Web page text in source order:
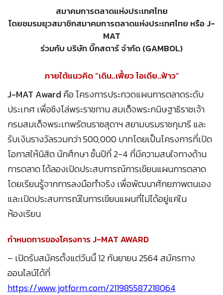
สมาคมการตลาดแห่งประเทศไทย
โดยชมรมยุวสมาชิกสมาคมการตลาดแห่งประเทศไทย หรือ J-
MAT
ร่วมกับ บริษัท บิ๊กสตาร์ จำกัด (GAMBOL)
ภายใต้แนวคิด “เดิน..เฟี้ยว ไอเดีย..ฟ้าว”
J-MAT Award คือ โครงการประกวดแผนการตลาดระดับ
ประเทศ เพื่อชิงโล่พระราชทาน สมเด็จพระกนิษฐาธิราชเจ้า
กรมสมเด็จพระเทพรัตนราชสุดาฯ สยามบรมราชกุมารี และ
รับเงินรางวัลรวมกว่า 500,000 บาทโดยเป็นโครงการที่เปิด
โอกาสให้นิสิต นักศึกษา ชั้นปีที่ 2-4 ที่มีความสนใจทางด้าน
การตลาด ได้ลองเปิดประสบการณ์การเขียนแผนการตลาด
โดยเรียนรู้จากการลงมือทำจริง เพื่อพัฒนาศักยภาพตนเอง
และเปิดประสบการณ์ในการเขียนแผนที่ไม่ได้อยู่แค่ใน
ห้องเรียน
กำหนดการของโครงการ J-MAT AWARD
– เปิดรับสมัครตั้งแต่วันนี้ 12 กันยายน 2564 สมัครทาง
ออนไลน์ได้ที่
https://www.jotform.com/211985587218064